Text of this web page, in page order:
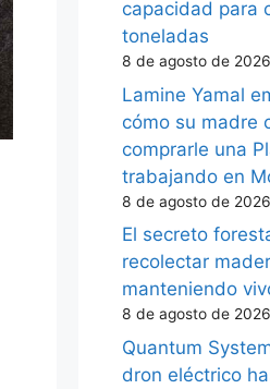
capacidad para
toneladas
8 de agosto de
Lamine Yamal
cómo su madre
comprarle una
trabajando en
8 de agosto de
El secreto
recolectar
manteniendo
8 de agosto de
Quantum
dron eléctrico